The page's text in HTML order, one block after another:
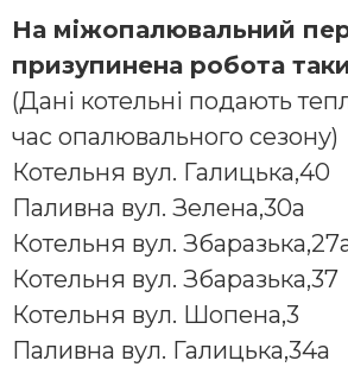
На міжопалювальний
призупинена робота
(Дані котельні подають
час опалювального сезону)
Котельня вул. Галицька,40
Паливна вул. Зелена,30а
Котельня вул.
Котельня вул. Збаразька,37
Котельня вул. Шопена,3
Паливна вул. Галицька,34а